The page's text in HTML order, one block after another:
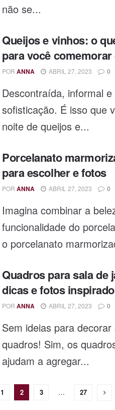
não se...
Queijos e vinhos: o
para você
POR ANNA ABRIL 27, 2023 0
Descontraída, informal
sofisticação. É isso que
noite de queijos e...
Porcelanato
para escolher e fotos
POR ANNA ABRIL 27, 2023 0
Imagina combinar a
funcionalidade do
o porcelanato
Quadros para sala de
dicas e fotos
POR ANNA ABRIL 27, 2023 0
Sem ideias para
quadros! Sim, os
ajudam a agregar...
1 2 3 … 27